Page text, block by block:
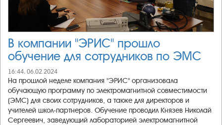
В компании "ЭРИС" прошло
обучение для сотрудников по ЭМС
16:44, 06.02.2024
На прошлой неделе компания "ЭРИС" организовала
обучающую программу по электромагнитной совместимости
(ЭМС) для своих сотрудников, а также для директоров и
учителей школ-партнеров. Обучение проводил Князев Николай
Сергеевич, заведующий лабораторией электромагнитной